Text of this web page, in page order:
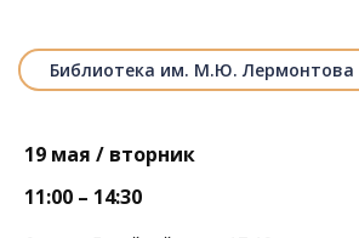
Библиотека им. М.Ю. Лермонтова
19 мая / вторник
11:00 – 14:30